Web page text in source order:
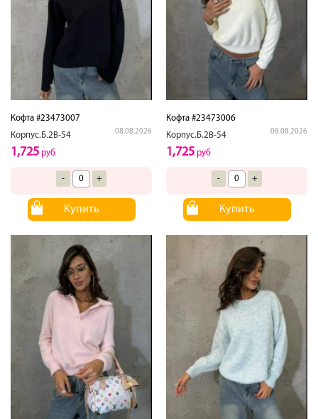
Кофта #23473007
Корпус.Б.2В-54
08.08.2026
1,725 руб
- +
Купить
Кофта #23473006
Корпус.Б.2В-54
08.08.2026
1,725 руб
- +
Купить